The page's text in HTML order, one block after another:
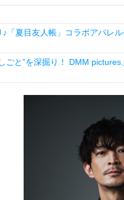
「夏目友人帳」コラボアパレ
ごと”を深掘り！ DMM